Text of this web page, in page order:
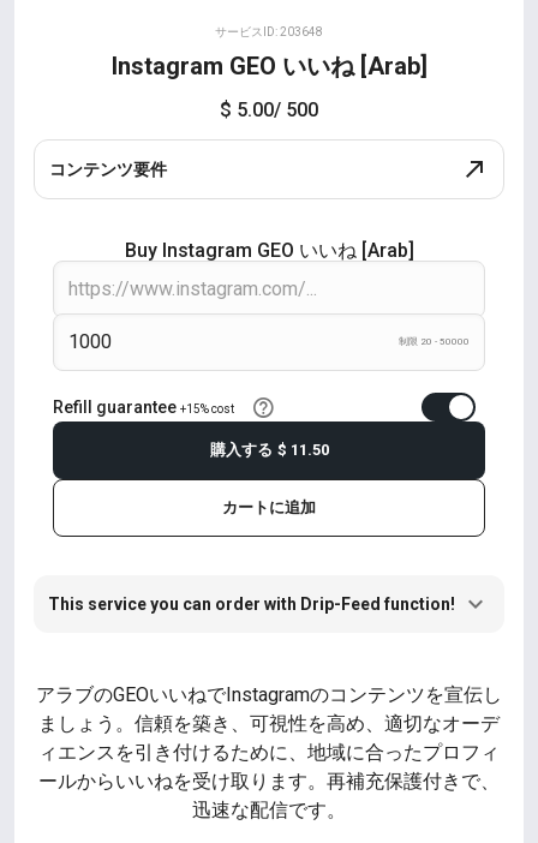
サービスID: 203648
Instagram GEO いいね [Arab]
$ 5.00/ 500
コンテンツ要件
Buy Instagram GEO いいね [Arab]
制限 20 - 50000
Refill guarantee +15% cost
カートに追加
購入する $ 11.50
This service you can order with Drip-Feed function!
アラブのGEOいいねでInstagramのコンテンツを宣伝し
ましょう。信頼を築き、可視性を高め、適切なオーデ
ィエンスを引き付けるために、地域に合ったプロフィ
ールからいいねを受け取ります。再補充保護付きで、
迅速な配信です。